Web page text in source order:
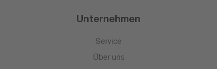
Unternehmen
Service
Über uns